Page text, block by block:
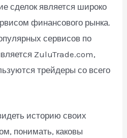
сделок является широко
финансового рынка.
сервисов по
ZuluTrade.com,
трейдеры со всего
историю своих
понимать, каковы